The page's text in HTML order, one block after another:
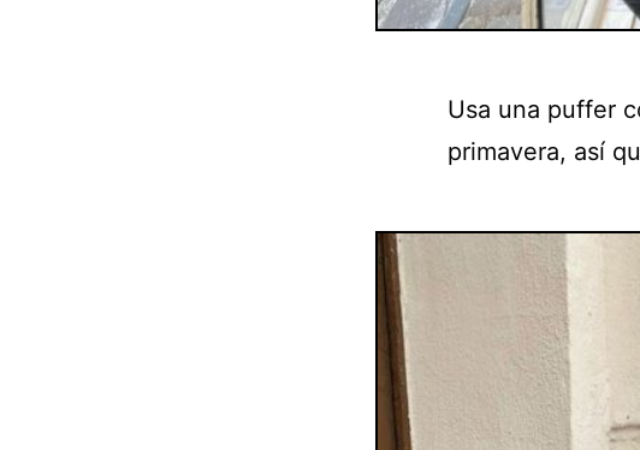
Usa una puffer
primavera, así